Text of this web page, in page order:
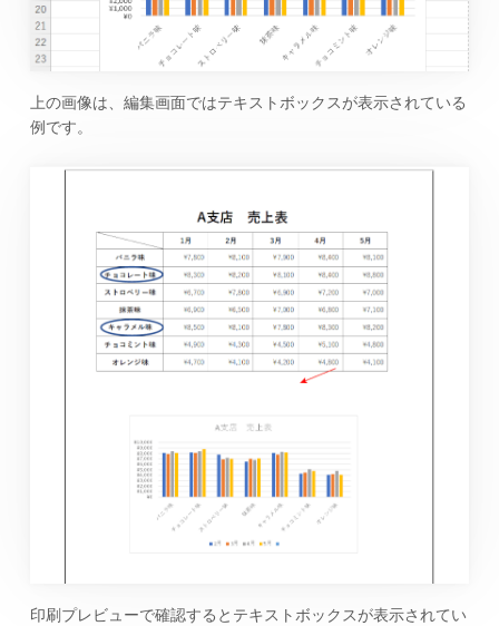
上の画像は、編集画面ではテキストボックスが表示されている
例です。
印刷プレビューで確認するとテキストボックスが表示されてい